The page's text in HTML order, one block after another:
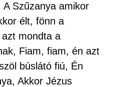
Szűzanya amikor
élt, fönn a
mondta a
Fiam, fiam, én azt
búslátó fiú, Én
Akkor Jézus